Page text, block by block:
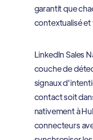
garantit que
contextualisé et
LinkedIn Sales
couche de
signaux
contact soit
nativement à
connecteurs